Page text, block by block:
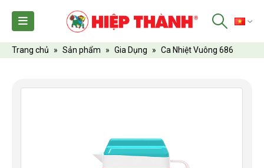
Trang chủ » Sản phẩm » Gia Dụng » Ca Nhiệt Vuông 686